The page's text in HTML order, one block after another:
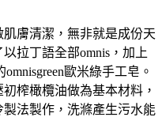
膚清潔，無非就是成份天
拉丁語全部omnis，加上
歐米綠手工皂。
榨橄欖油做為基本材料，
法製作，洗滌產生污水能